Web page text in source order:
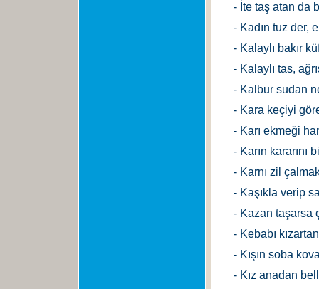
- İte taş atan da
- Kadın tuz der,
- Kalaylı bakır
- Kalaylı tas,
- Kalbur sudan
- Kara keçiyi
- Karı ekmeği
- Karın kararını
- Karnı zil
- Kaşıkla verip
- Kazan taşarsa
- Kebabı
- Kışın soba
- Kız anadan